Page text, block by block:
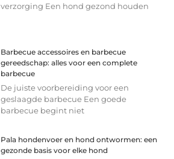
verzorging Een hond gezond houden
Barbecue accessoires en barbecue
gereedschap: alles voor een complete
barbecue
De juiste voorbereiding voor een
geslaagde barbecue Een goede
barbecue begint niet
Pala hondenvoer en hond ontwormen: een
gezonde basis voor elke hond